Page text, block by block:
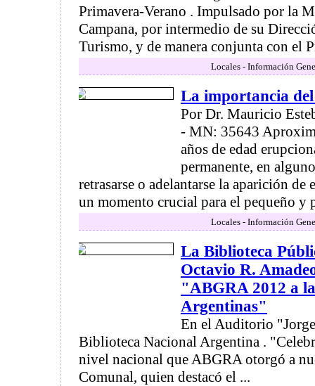
Primavera-Verano . Impulsado por la
Campana, por intermedio de su
Turismo, y de manera conjunta con el
Locales - Información
La importancia
Por Dr. Mauricio
- MN: 35643
años de edad
permanente, en
retrasarse o adelantarse la aparición de
un momento crucial para el pequeño y
Locales - Información
La Biblioteca
Octavio R.
"ABGRA 2012 a
Argentinas"
En el Auditorio
Biblioteca Nacional Argentina .
nivel nacional que ABGRA otorgó a
Comunal, quien destacó el ...